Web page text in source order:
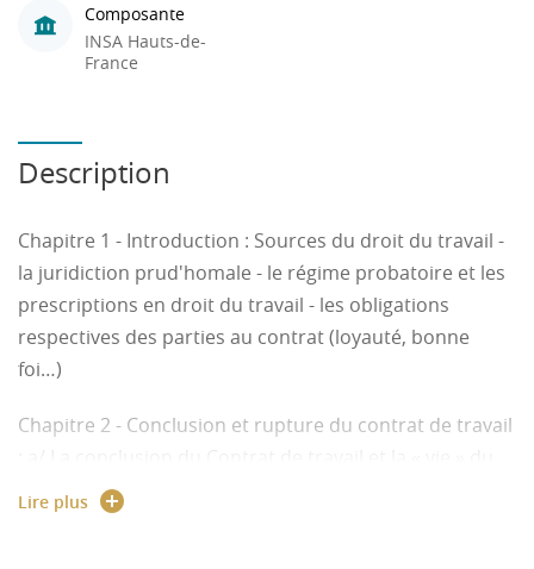
Composante
INSA Hauts-de-
France
Description
Chapitre 1 - Introduction : Sources du droit du travail -
la juridiction prud'homale - le régime probatoire et les
prescriptions en droit du travail - les obligations
respectives des parties au contrat (loyauté, bonne
foi…)
Chapitre 2 - Conclusion et rupture du contrat de travail
contrat - l'embauche - les différents types de contrat de
travail (et plus particulièrement CDI, CDD et le contrat
Lire plus